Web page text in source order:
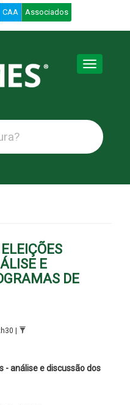
CAA Associados
Toggle
E
DE
|
- análise e discussão dos